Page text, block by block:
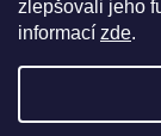
zlepšovali jeho
informací zde.